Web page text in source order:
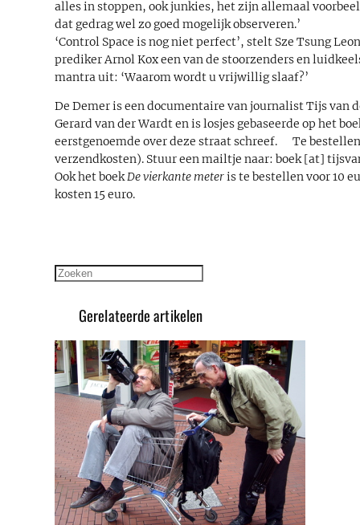
alles in stoppen, ook junkies, het zijn allemaal
dat gedrag wel zo goed mogelijk observeren.’
‘Control Space is nog niet perfect’, stelt Sze Tsung
prediker Arnol Kox een van de stoorzenders en
mantra uit: ‘Waarom wordt u vrijwillig slaaf?’
De Demer is een documentaire van journalist Tijs van
Gerard van der Wardt en is losjes gebaseerde op het
eerstgenoemde over deze straat schreef. Te
verzendkosten). Stuur een mailtje naar: boek [at]
Ook het boekDe vierkante meteris te bestellen voor 10
kosten 15 euro.
Zoeken
Gerelateerde artikelen